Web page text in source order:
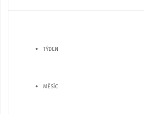
TÝDEN
MĚSÍC